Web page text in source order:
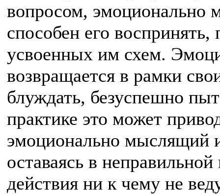
вопросом, эмоционально
способен его
усвоенных им схем.
возвращается в рамки
блуждать, безуспешно
практике это может
эмоционально мыслящий
оставаясь в
действия ни к чему не